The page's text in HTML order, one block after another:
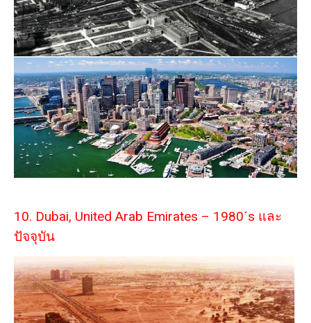
10. Dubai, United Arab Emirates – 1980´s และ
ปัจจุบัน